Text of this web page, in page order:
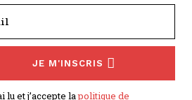
JE M'INSCRIS
lu et j’accepte lapolitique de